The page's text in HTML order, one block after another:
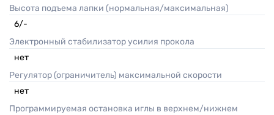
Высота подъема лапки (нормальная/максимальная)
6/-
Электронный стабилизатор усилия прокола
нет
Регулятор (ограничитель) максимальной скорости
нет
Программируемая остановка иглы в верхнем/нижнем